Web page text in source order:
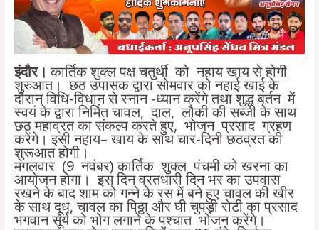
इंदौर।कार्तिक शुक्ल पक्ष चतुर्थी को नहाय खाय से होगी
शुरुआत। छठ उपासक द्वारा सोमवार को नहाई खाई के
दौरान विधि-विधान से स्नान -ध्यान करेंगे तथा शुद्ध बर्तन में
स्वयं के द्वारा निर्मित चावल, दाल, लौकी की सब्जी के साथ
छठ महाव्रत का संकल्प करते हुए, भोजन प्रसाद ग्रहण
करेंगे। इसी नहाय– खाय के साथ चार-दिनी छठव्रत की
शुरूआत होगी।
मंगलवार (9 नवंबर) कार्तिक शुक्ल पंचमी को खरना का
आयोजन होगा। इस दिन व्रतधारी दिन भर का उपवास
रखने के बाद शाम को गन्ने के रस में बने हुए चावल की खीर
के साथ दूध, चावल का पिठ्ठा और घी चुपड़ी रोटी का प्रसाद
भगवान सूर्य को भोग लगाने के पश्चात भोजन करेंगे।